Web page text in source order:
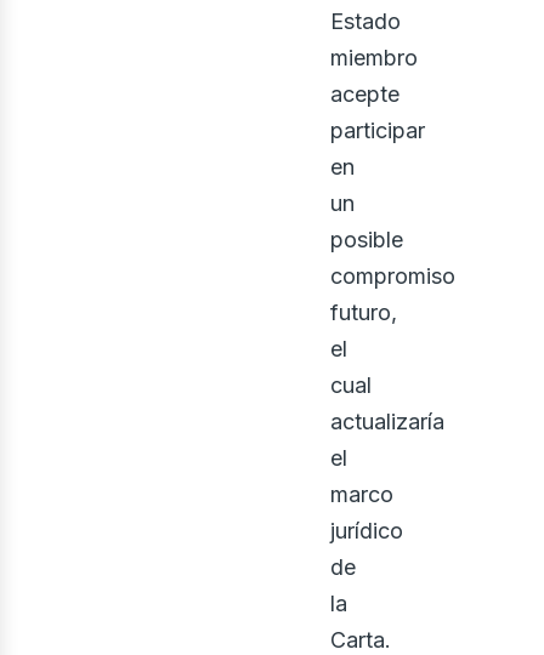
Estado
miembro
acepte
participar
en
un
posible
compromiso
futuro,
el
cual
actualizaría
el
marco
jurídico
de
la
Carta.